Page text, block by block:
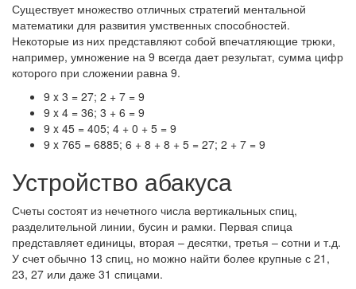
Существует множество отличных стратегий ментальной
математики для развития умственных способностей.
Некоторые из них представляют собой впечатляющие трюки,
например, умножение на 9 всегда дает результат, сумма цифр
которого при сложении равна 9.
9 x 3 = 27; 2 + 7 = 9
9 x 4 = 36; 3 + 6 = 9
9 x 45 = 405; 4 + 0 + 5 = 9
9 x 765 = 6885; 6 + 8 + 8 + 5 = 27; 2 + 7 = 9
Устройство абакуса
Счеты состоят из нечетного числа вертикальных спиц,
разделительной линии, бусин и рамки. Первая спица
представляет единицы, вторая – десятки, третья – сотни и т.д.
У счет обычно 13 спиц, но можно найти более крупные с 21,
23, 27 или даже 31 спицами.